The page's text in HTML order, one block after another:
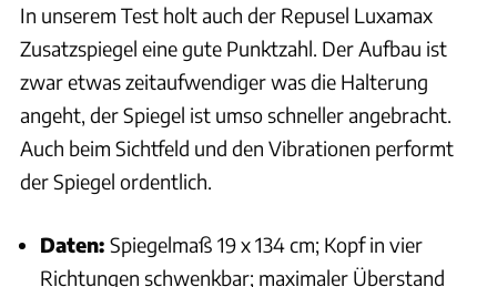
In unserem Test holt auch der Repusel Luxamax
Zusatzspiegel eine gute Punktzahl. Der Aufbau ist
zwar etwas zeitaufwendiger was die Halterung
angeht, der Spiegel ist umso schneller angebracht.
Auch beim Sichtfeld und den Vibrationen performt
der Spiegel ordentlich.
Daten: Spiegelmaß 19 x 134 cm; Kopf in vier
Richtungen schwenkbar; maximaler Überstand